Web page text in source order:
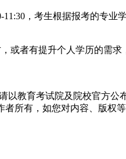
，考生根据报考的专
或者有提升个人学历的需
教育考试院及院校官方公
所有，如您对内容、版权